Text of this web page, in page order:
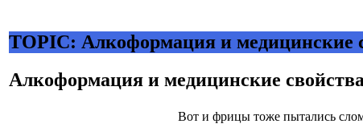
TOPIC: Алкоформация и медицинские
Алкоформация и медицинские
Вот и фрицы тоже пытались